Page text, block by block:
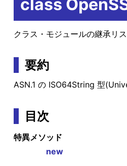
class
クラス・モジュールの継承リ
要約
ASN.1 の ISO64String 型
目次
特異メソッド
new